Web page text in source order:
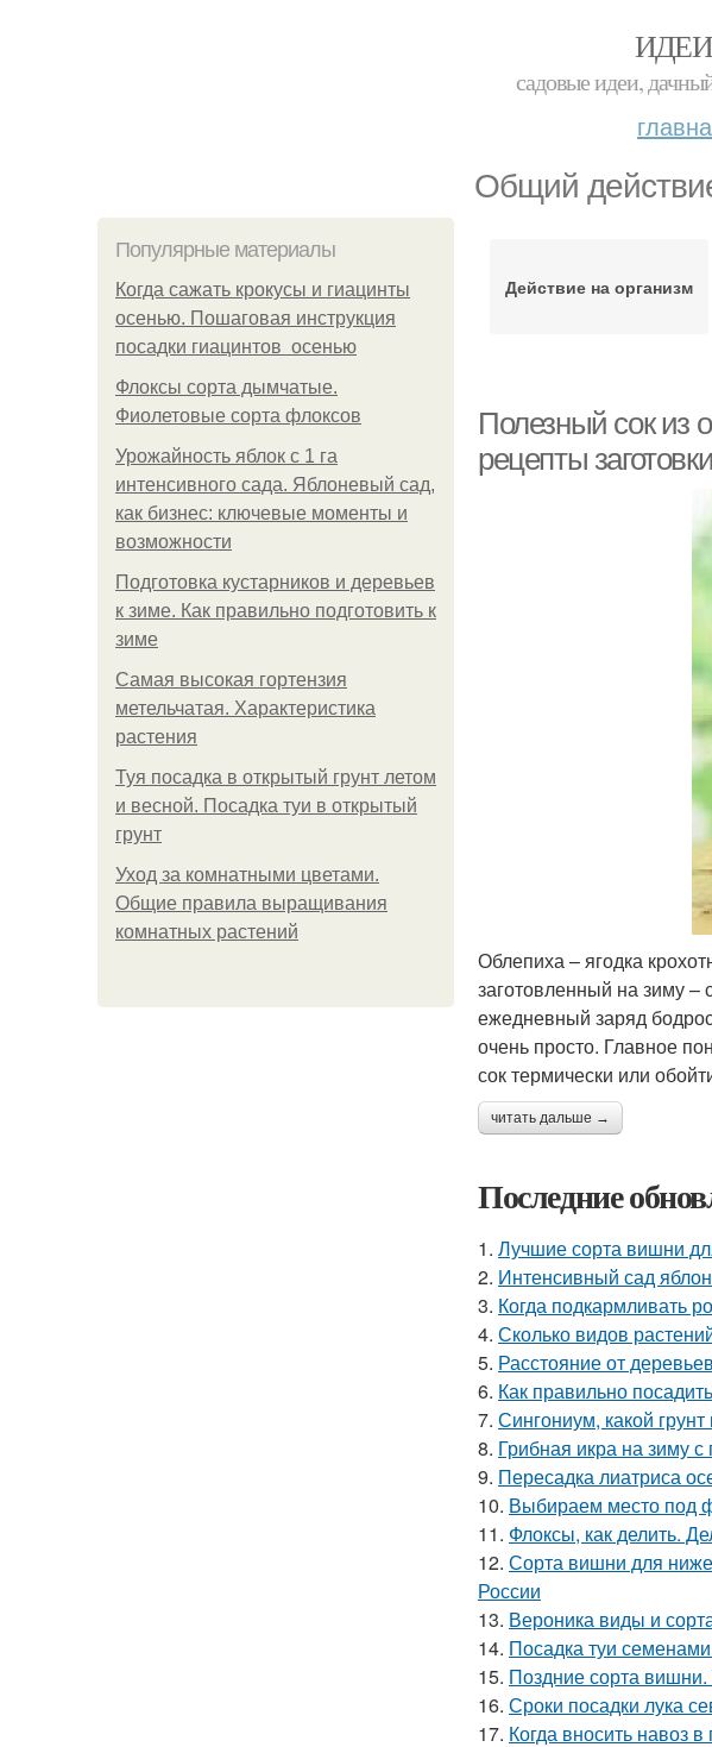
садовые идеи,
Общий
Популярные материалы
Когда сажать крокусы и гиацинты
осенью. Пошаговая инструкция
посадки гиацинтов осенью
Флоксы сорта дымчатые.
Фиолетовые сорта флоксов
Урожайность яблок с 1 га
интенсивного сада. Яблоневый сад,
как бизнес: ключевые моменты и
возможности
Подготовка кустарников и деревьев
к зиме. Как правильно подготовить к
зиме
Самая высокая гортензия
метельчатая. Характеристика
растения
Туя посадка в открытый грунт летом
и весной. Посадка туи в открытый
грунт
Уход за комнатными цветами.
Общие правила выращивания
комнатных растений
Действие на организм
Полезный сок из
рецепты
Облепиха – ягодка
заготовленный на зиму –
ежедневный заряд
очень просто. Главное
сок термически или
читать дальше →
Последние
1. Лучшие сорта вишни
2. Интенсивный сад
3. Когда подкармливать
4. Сколько видов
5. Расстояние от
6. Как правильно
7. Сингониум, какой
8. Грибная икра на зиму
9. Пересадка лиатриса
10. Выбираем место под
11. Флоксы, как делить.
12. Сорта вишни для
России
13. Вероника виды и
14. Посадка туи
15. Поздние сорта
16. Сроки посадки лука
17. Когда вносить навоз